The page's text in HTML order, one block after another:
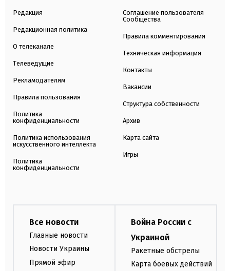
Редакция
Редакционная политика
О телеканале
Телеведущие
Рекламодателям
Правила пользования
Политика
конфиденциальности
Политика использования
искусственного интеллекта
Политика
конфиденциальности
Соглашение пользователя
Сообщества
Правила комментирования
Техническая информация
Контакты
Вакансии
Структура собственности
Архив
Карта сайта
Игры
Все новости
Главные новости
Новости Украины
Прямой эфир
Война России с
Украиной
Ракетные обстрелы
Карта боевых действий